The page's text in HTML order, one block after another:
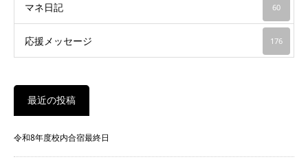
マネ日記 60
応援メッセージ 176
最近の投稿
令和8年度校内合宿最終日